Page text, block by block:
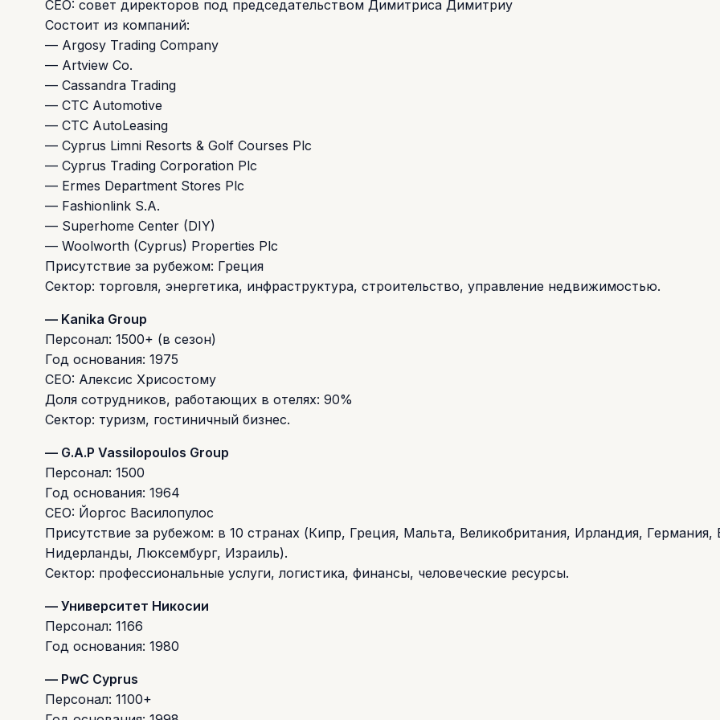
CEO: совет директоров под председательством Димитриса Димитриу
Состоит из компаний:
— Argosy Trading Company
— Artview Co.
— Cassandra Trading
— CTC Automotive
— CTC AutoLeasing
— Cyprus Limni Resorts & Golf Courses Plc
— Cyprus Trading Corporation Plc
— Ermes Department Stores Plc
— Fashionlink S.A.
— Superhome Center (DIY)
— Woolworth (Cyprus) Properties Plc
Присутствие за рубежом: Греция
Сектор: торговля, энергетика, инфраструктура, строительство, управление недвижимостью.
— Kanika Group
Персонал: 1500+ (в сезон)
Год основания: 1975
CEO: Алексис Хрисостому
Доля сотрудников, работающих в отелях: 90%
Сектор: туризм, гостиничный бизнес.
— G.A.P Vassilopoulos Group
Персонал: 1500
Год основания: 1964
CEO: Йоргос Василопулос
Присутствие за рубежом: в 10 странах (Кипр, Греция, Мальта, Великобритания, Ирландия, Германия,
Нидерланды, Люксембург, Израиль).
Сектор: профессиональные услуги, логистика, финансы, человеческие ресурсы.
— Университет Никосии
Персонал: 1166
Год основания: 1980
— PwC Cyprus
Персонал: 1100+